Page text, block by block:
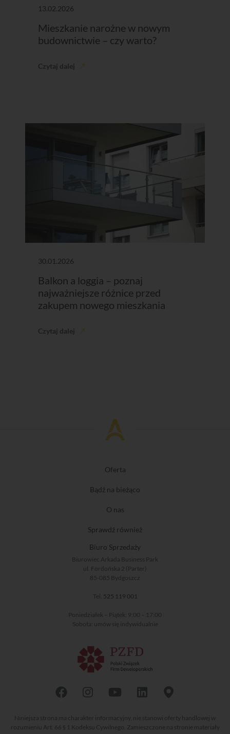
13.02.2026
Mieszkanie narożne w nowym
budownictwie – czy warto?
Czytaj dalej
30.01.2026
Balkon a loggia – poznaj
najważniejsze różnice przed
zakupem nowego mieszkania
Czytaj dalej
Oferta
Bądź na bieżąco
O nas
Sprawdź również
Biuro Sprzedaży
Biurowiec Arkada Business Park
ul. Fordońska 2 (Parter)
85-085 Bydgoszcz
Tel. 525 119 001
Poniedziałek – Piątek: 9:00 – 17:00
Sobota: umów się indywidualnie
Niniejsza strona ma charakter informacyjny, nie stanowi oferty handlowej w
rozumieniu Art. 66 § 1 Kodeksu Cywilnego. Zamieszczone na stronie materiały